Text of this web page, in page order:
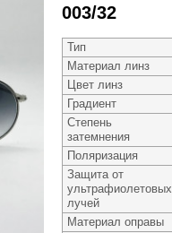
003/32
Тип
Материал линз
Цвет линз
Градиент
Степень
затемнения
Поляризация
Защита от
ультрафиолетовых
лучей
Материал оправы